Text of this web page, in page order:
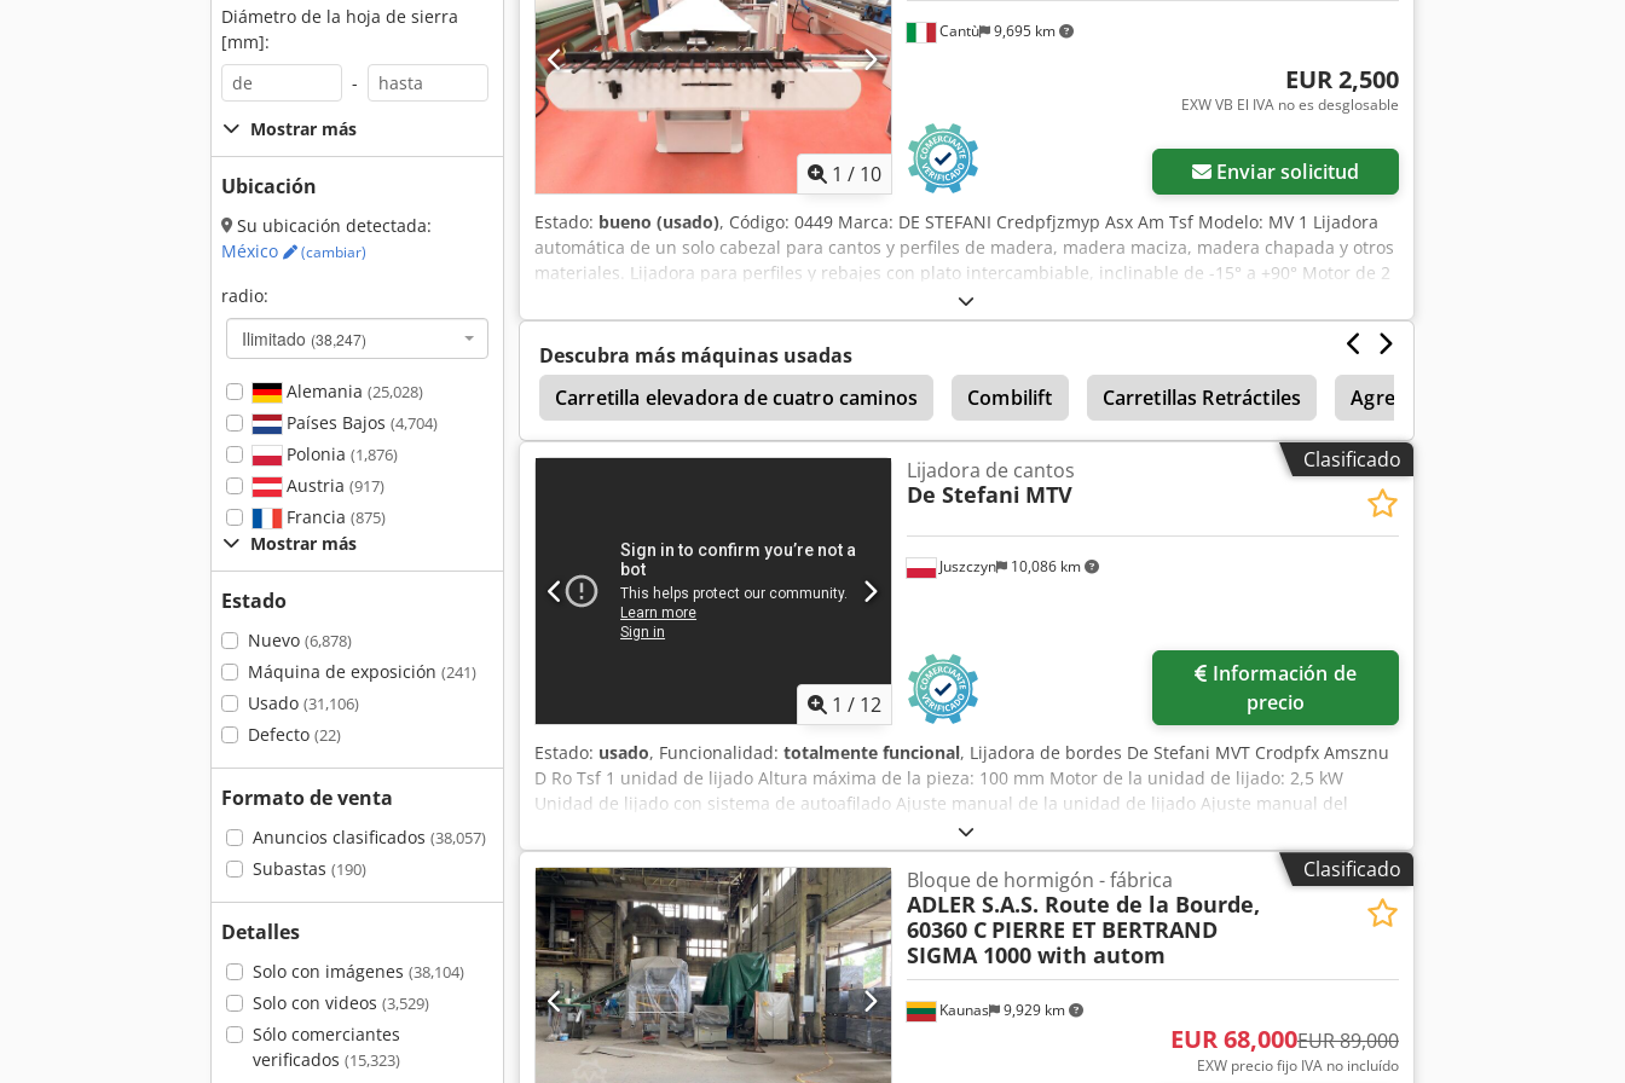
Diámetro de la hoja de sierra
[mm]:
-
Mostrar más
Ubicación
Su ubicación detectada:
México
(cambiar)
radio:
Ilimitado (38,247)
Alemania (25,028)
Países Bajos (4,704)
Polonia (1,876)
Austria (917)
Francia (875)
Mostrar más
Estado
Nuevo (6,878)
Máquina de exposición (241)
Usado (31,106)
Defecto (22)
Formato de venta
Anuncios clasificados (38,057)
Subastas (190)
Detalles
Solo con imágenes (38,104)
Solo con videos (3,529)
Sólo comerciantes
verificados (15,323)
1 / 10
Cantù 9,695 km
EUR 2,500
EXW VB El IVA no es desglosable
Enviar solicitud
Estado: bueno (usado), Código: 0449 Marca: DE STEFANI Credpfjzmyp Asx Am Tsf Modelo: MV 1 Lijadora
automática de un solo cabezal para cantos y perfiles de madera, madera maciza, madera chapada y otros
materiales. Lijadora para perfiles y rebajes con plato intercambiable, inclinable de -15° a +90° Motor de 2
velocidades, rpm 710/1420 – Cv 1,3 – 2,5 Altura de trabajo mm 100 Alimentación automática con velocidad
variable Guía de entrada ajustable Aire comprimido 6 atm Diámetro de la salida de extracción 100 mm
Dimensiones totales mm 2100 x 1600 x 1350 h Peso kg 950
Descubra más máquinas usadas
Carretilla elevadora de cuatro caminos
Combilift Carretillas Retráctiles Agregado De Diesel
Lijadora Rehnen Amoladora
Clasificado
1 / 12
Juszczyn 10,086 km
Lijadora de cantos
De Stefani MTV
precio
Estado: usado, Funcionalidad: totalmente funcional, Lijadora de bordes De Stefani MVT Crodpfx Amsznu
D Ro Tsf 1 unidad de lijado Altura máxima de la pieza: 100 mm Motor de la unidad de lijado: 2,5 kW
Unidad de lijado con sistema de autoafilado Ajuste manual de la unidad de lijado Ajuste manual del
ángulo de la unidad Unidad de lijado con oscilación Velocidad de avance regulable mediante variador
Motor de avance de 0,74 kW
Clasificado
Kaunas 9,929 km
Bloque de hormigón - fábrica
ADLER S.A.S. Route de la Bourde,
60360 C PIERRE ET BERTRAND
SIGMA 1000 with autom
EUR 68,000EUR 89,000
EXW precio fijo IVA no incluído